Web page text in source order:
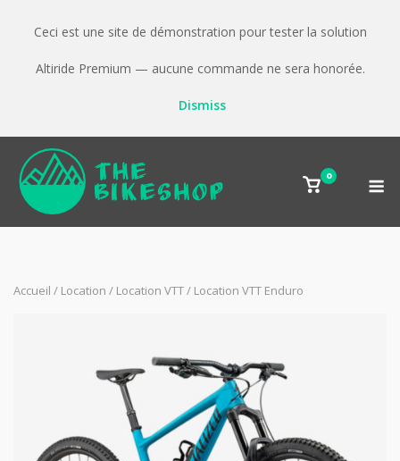
Ceci est une site de démonstration pour tester la solution
Altiride Premium — aucune commande ne sera honorée.
Dismiss
View
0
Accueil / Location / Location VTT/ Location VTT Enduro